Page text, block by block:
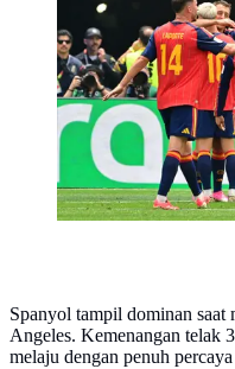
Oyarzabal ke gawang
Dunia 2026 (AFP)
Spanyol tampil dominan
Angeles. Kemenangan telak
melaju dengan penuh